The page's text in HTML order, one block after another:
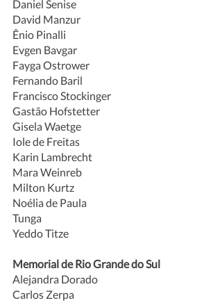
Daniel Senise
David Manzur
Ênio Pinalli
Evgen Bavgar
Fayga Ostrower
Fernando Baril
Francisco Stockinger
Gastão Hofstetter
Gisela Waetge
Iole de Freitas
Karin Lambrecht
Mara Weinreb
Milton Kurtz
Noélia de Paula
Tunga
Yeddo Titze
Memorial de Rio Grande do Sul
Alejandra Dorado
Carlos Zerpa